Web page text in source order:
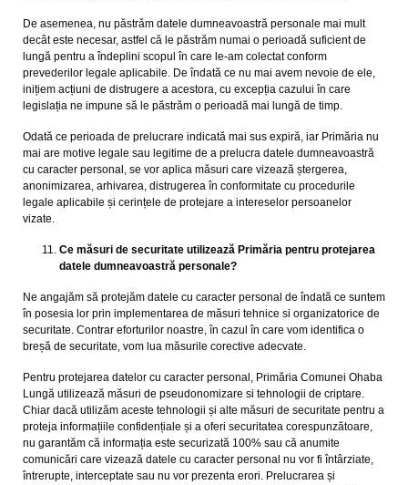
De asemenea, nu păstrăm datele dumneavoastră personale mai mult
decât este necesar, astfel că le păstrăm numai o perioadă suficient de
lungă pentru a îndeplini scopul în care le-am colectat conform
prevederilor legale aplicabile. De îndată ce nu mai avem nevoie de ele,
inițiem acțiuni de distrugere a acestora, cu excepția cazului în care
legislația ne impune să le păstrăm o perioadă mai lungă de timp.
Odată ce perioada de prelucrare indicată mai sus expiră, iar Primăria nu
mai are motive legale sau legitime de a prelucra datele dumneavoastră
cu caracter personal, se vor aplica măsuri care vizează ștergerea,
anonimizarea, arhivarea, distrugerea în conformitate cu procedurile
legale aplicabile și cerințele de protejare a intereselor persoanelor
vizate.
Ce măsuri de securitate utilizează Primăria pentru protejarea
datele dumneavoastră personale?
Ne angajăm să protejăm datele cu caracter personal de îndată ce suntem
în posesia lor prin implementarea de măsuri tehnice si organizatorice de
securitate. Contrar eforturilor noastre, în cazul în care vom identifica o
breșă de securitate, vom lua măsurile corective adecvate.
Pentru protejarea datelor cu caracter personal, Primăria Comunei Ohaba
Lungă utilizează măsuri de pseudonomizare si tehnologii de criptare.
Chiar dacă utilizăm aceste tehnologii și alte măsuri de securitate pentru a
proteja informațiile confidențiale și a oferi securitatea corespunzătoare,
nu garantăm că informația este securizată 100% sau că anumite
comunicări care vizează datele cu caracter personal nu vor fi întârziate,
întrerupte, interceptate sau nu vor prezenta erori. Prelucrarea și